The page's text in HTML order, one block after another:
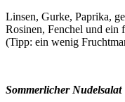
Linsen, Gurke, Paprika,
Rosinen, Fenchel und ein
(Tipp: ein wenig
Sommerlicher Nudelsalat